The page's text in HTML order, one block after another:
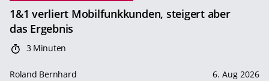
1&1 verliert Mobilfunkkunden, steigert aber
das Ergebnis
3 Minuten
Roland Bernhard 6. Aug 2026